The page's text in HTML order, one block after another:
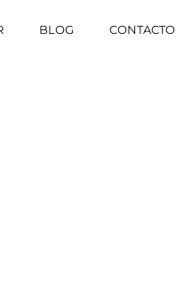
BLOG CONTACTO